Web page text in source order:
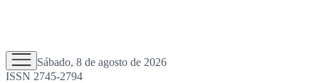
Sábado, 8 de agosto de 2026
ISSN 2745-2794